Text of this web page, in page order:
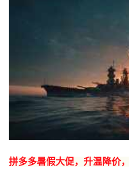
拼多多暑假大促，升温降价